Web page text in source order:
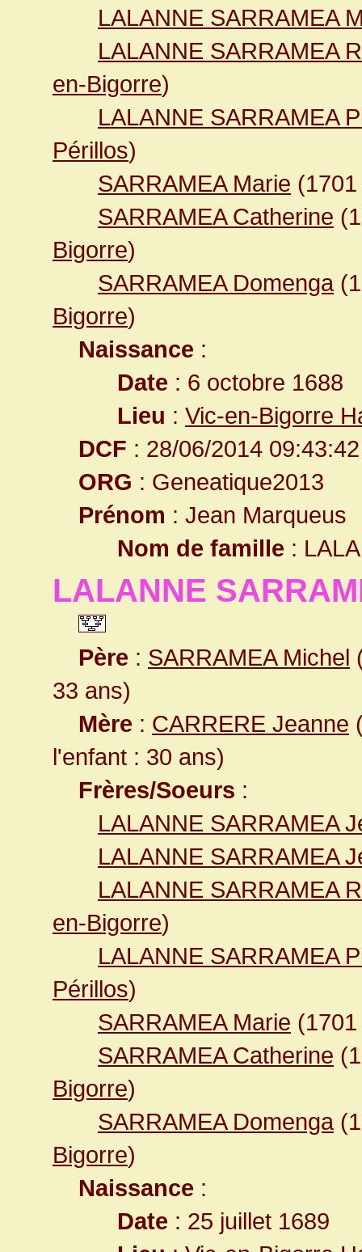
LALANNE SARRAMEA
LALANNE SARRAMEA
en-Bigorre)
LALANNE SARRAMEA
Périllos)
SARRAMEA Marie
SARRAMEA Catherine
Bigorre)
SARRAMEA Domenga
Bigorre)
Naissance :
Date : 6 octobre 1688
Lieu : Vic-en-Bigorre
DCF : 28/06/2014 09:43:42
ORG : Geneatique2013
Prénom : Jean Marqueus
Nom de famille :
LALANNE
Père : SARRAMEA Michel
33 ans)
Mère : CARRERE Jeanne
l'enfant : 30 ans)
Frères/Soeurs :
LALANNE SARRAMEA
LALANNE SARRAMEA
LALANNE SARRAMEA
en-Bigorre)
LALANNE SARRAMEA
Périllos)
SARRAMEA Marie
SARRAMEA Catherine
Bigorre)
SARRAMEA Domenga
Bigorre)
Naissance :
Date : 25 juillet 1689